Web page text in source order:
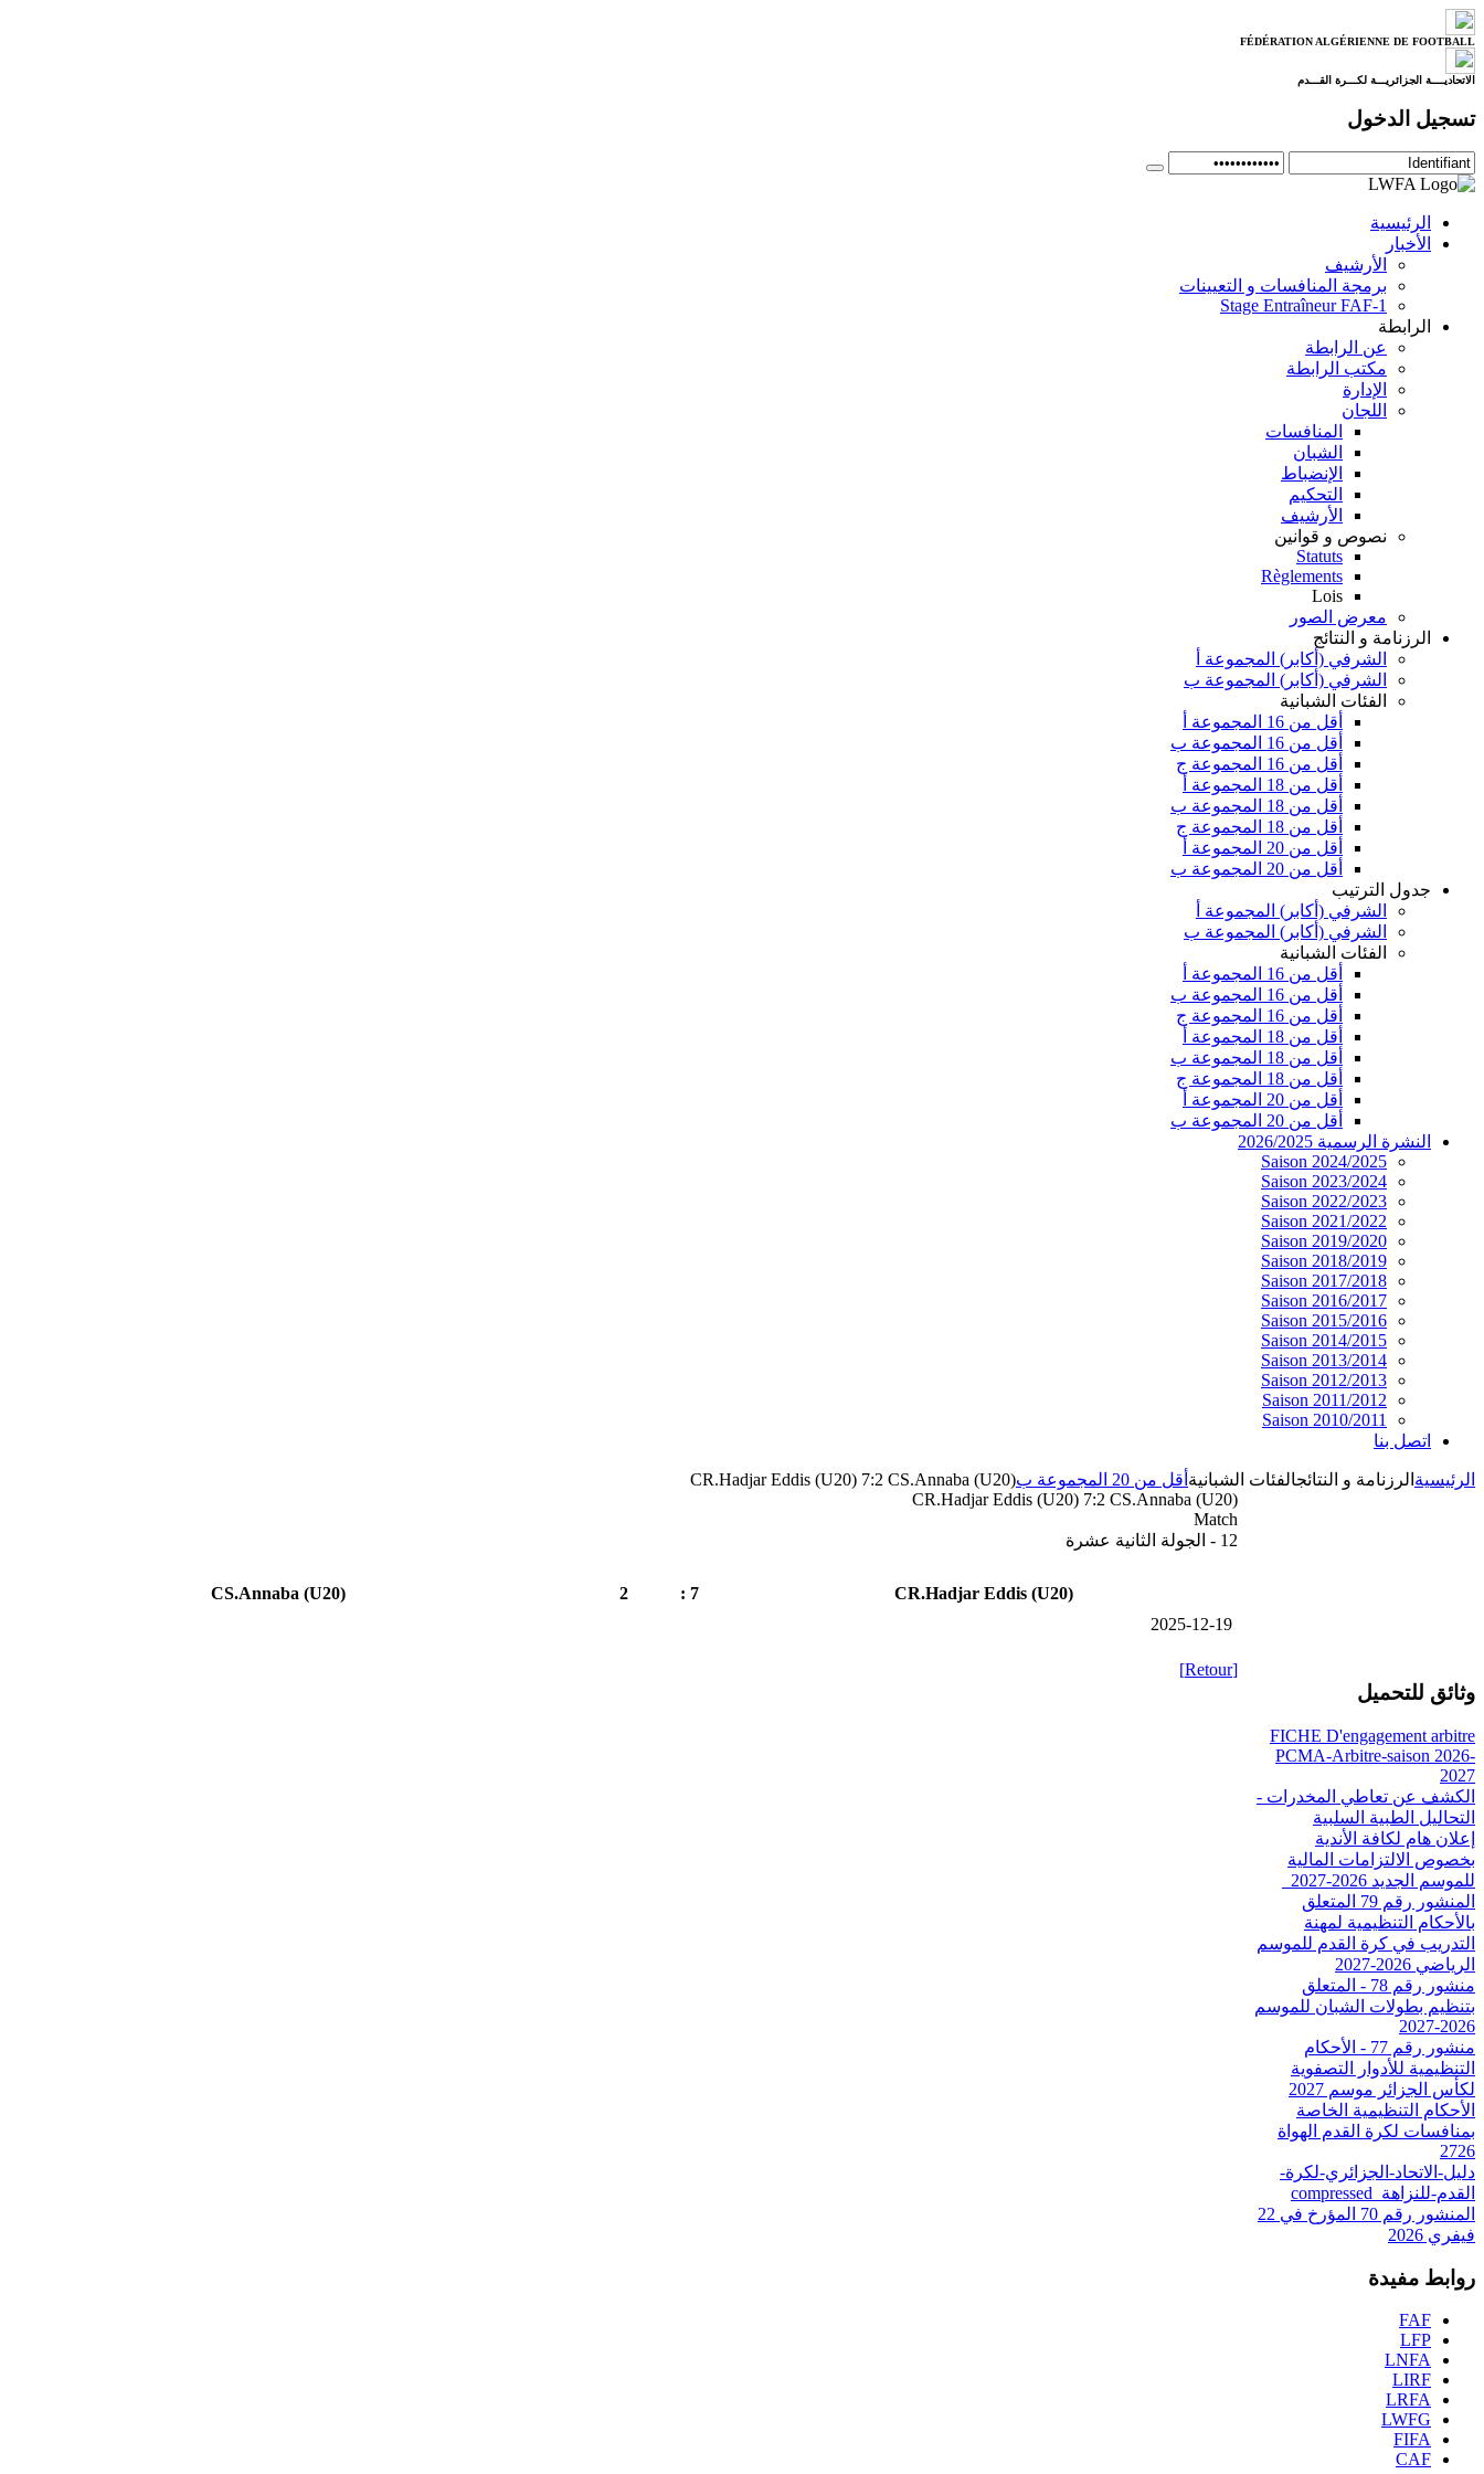
FÉDÉRATION ALGÉRIENNE DE FOOTBALL
الاتحاديــــة الجزائريـــة لكـــرة القـــدم
تسجيل الدخول
الرئيسية
الأخبار
الأرشيف
برمجة المنافسات و التعيينات
Stage Entraîneur FAF-1
الرابطة
عن الرابطة
مكتب الرابطة
الإدارة
اللجان
المنافسات
الشبان
الإنضباط
التحكيم
الأرشيف
نصوص و قوانين
Statuts
Règlements
Lois
معرض الصور
الرزنامة و النتائج
الشرفي (أكابر) المجموعة أ
الشرفي (أكابر) المجموعة ب
الفئات الشبانية
أقل من 16 المجموعة أ
أقل من 16 المجموعة ب
أقل من 16 المجموعة ج
أقل من 18 المجموعة أ
أقل من 18 المجموعة ب
أقل من 18 المجموعة ج
أقل من 20 المجموعة أ
أقل من 20 المجموعة ب
جدول الترتيب
الشرفي (أكابر) المجموعة أ
الشرفي (أكابر) المجموعة ب
الفئات الشبانية
أقل من 16 المجموعة أ
أقل من 16 المجموعة ب
أقل من 16 المجموعة ج
أقل من 18 المجموعة أ
أقل من 18 المجموعة ب
أقل من 18 المجموعة ج
أقل من 20 المجموعة أ
أقل من 20 المجموعة ب
النشرة الرسمية 2026/2025
Saison 2024/2025
Saison 2023/2024
Saison 2022/2023
Saison 2021/2022
Saison 2019/2020
Saison 2018/2019
Saison 2017/2018
Saison 2016/2017
Saison 2015/2016
Saison 2014/2015
Saison 2013/2014
Saison 2012/2013
Saison 2011/2012
Saison 2010/2011
اتصل بنا
الرئيسية الرزنامة و النتائجالفئات الشبانية أقل من 20 المجموعة ب
CR.Hadjar Eddis (U20) 7:2 CS.Annaba (U20)
CR.Hadjar Eddis (U20) 7:2 CS.Annaba (U20)
Match
12 - الجولة الثانية عشرة
CR.Hadjar Eddis (U20)
7 :
2
CS.Annaba (U20)
2025-12-19
[Retour]
وثائق للتحميل
FICHE D'engagement arbitre
PCMA-Arbitre-saison 2026-
2027
الكشف عن تعاطي المخدرات -
التحاليل الطبية السلبية
إعلان هام لكافة الأندية
بخصوص الالتزامات المالية
للموسم الجديد 2026-2027_
المنشور رقم 79 المتعلق
بالأحكام التنظيمية لمهنة
التدريب في كرة القدم للموسم
الرياضي 2026-2027
منشور رقم 78 - المتعلق
بتنظيم بطولات الشبان للموسم
2026-2027
منشور رقم 77 - الأحكام
التنظيمية للأدوار التصفوية
لكأس الجزائر موسم 2027
الأحكام التنظيمية الخاصة
بمنافسات لكرة القدم الهواة
2726
دليل-الاتحاد-الجزائري-لكرة-
القدم-للنزاهة_compressed
المنشور رقم 70 المؤرخ في 22
فيفري 2026
روابط مفيدة
FAF
LFP
LNFA
LIRF
LRFA
LWFG
FIFA
CAF